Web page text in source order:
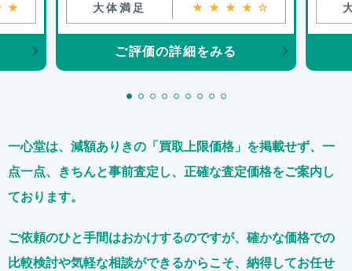
大体満足 ★★★★☆
ご評価の詳細をみる
一心堂は、減額ありきの「買取上限価格」を掲載せず、 一
点一点、きちんと事前査定し、正確な査定価格をご案内し
ております。
ご依頼のひと手間はおかけするのですが、 確かな価格での
比較検討や気軽な相談ができるからこそ、 納得してお任せ